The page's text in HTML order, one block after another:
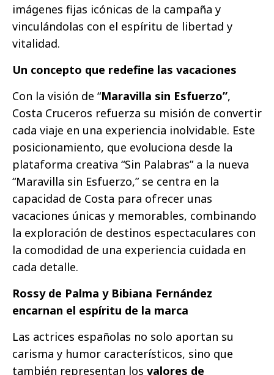
imágenes fijas icónicas de la campaña y
vinculándolas con el espíritu de libertad y
vitalidad.
Un concepto que redefine las vacaciones
Con la visión de “Maravilla sin Esfuerzo”,
Costa Cruceros refuerza su misión de convertir
cada viaje en una experiencia inolvidable. Este
posicionamiento, que evoluciona desde la
plataforma creativa “Sin Palabras” a la nueva
“Maravilla sin Esfuerzo,” se centra en la
capacidad de Costa para ofrecer unas
vacaciones únicas y memorables, combinando
la exploración de destinos espectaculares con
la comodidad de una experiencia cuidada en
cada detalle.
Rossy de Palma y Bibiana Fernández
encarnan el espíritu de la marca
Las actrices españolas no solo aportan su
carisma y humor característicos, sino que
también representan los valores de